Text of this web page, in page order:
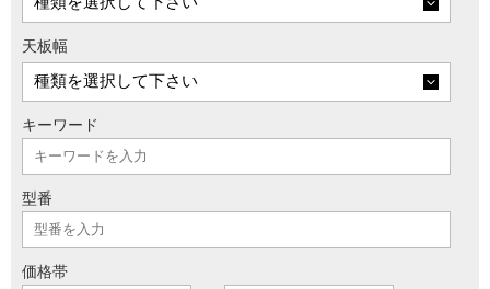
天板幅
キーワード
型番
価格帯